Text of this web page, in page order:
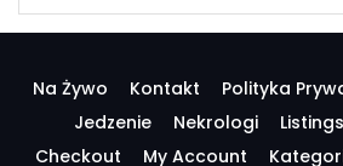
Na Żywo Kontakt Polityka
Jedzenie
Nekrologi Listings
Checkout
My Account